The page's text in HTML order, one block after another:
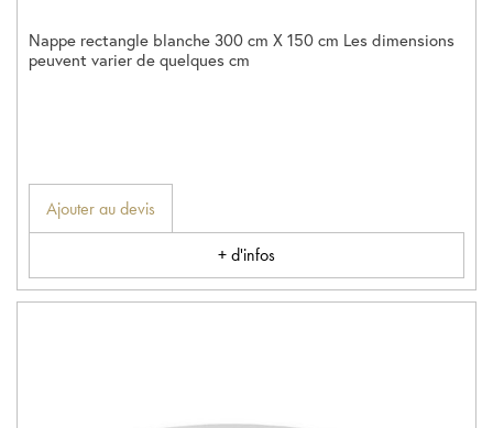
Nappe rectangle blanche 300 cm X 150 cm Les dimensions
peuvent varier de quelques cm
Ajouter au devis
+ d'infos